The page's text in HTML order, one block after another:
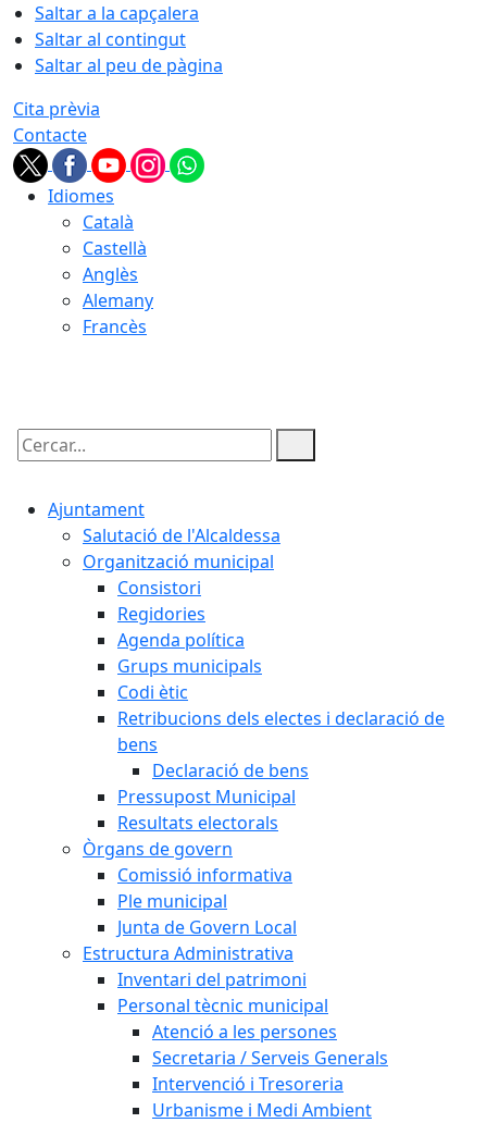
Saltar a la capçalera
Saltar al contingut
Saltar al peu de pàgina
Cita prèvia
Contacte
Idiomes
Català
Castellà
Anglès
Alemany
Francès
Cercar:
Ajuntament
Salutació de l'Alcaldessa
Organització municipal
Consistori
Regidories
Agenda política
Grups municipals
Codi ètic
Retribucions dels electes i declaració de
bens
Declaració de bens
Pressupost Municipal
Resultats electorals
Òrgans de govern
Comissió informativa
Ple municipal
Junta de Govern Local
Estructura Administrativa
Inventari del patrimoni
Personal tècnic municipal
Atenció a les persones
Secretaria / Serveis Generals
Intervenció i Tresoreria
Urbanisme i Medi Ambient